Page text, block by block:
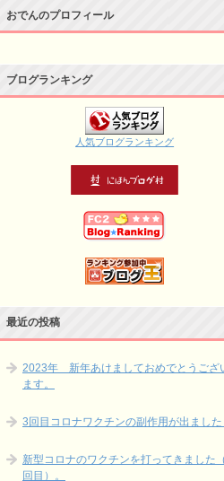
おでんのプロフィール
ブログランキング
人気ブログランキング
最近の投稿
2023年 新年あけましておめでとうござ
ます。
3回目コロナワクチンの副作用が出まし
新型コロナのワクチンを打ってきました
回目）。